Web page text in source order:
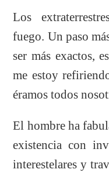
Los
fuego. Un paso
ser más exactos,
me estoy
éramos todos
El hombre ha
existencia con
interestelares y